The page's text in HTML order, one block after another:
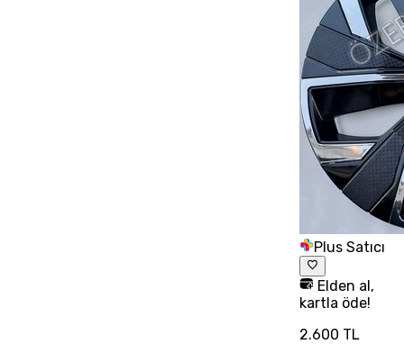
Plus Satıcı
Elden al,
kartla öde!
2.600 TL